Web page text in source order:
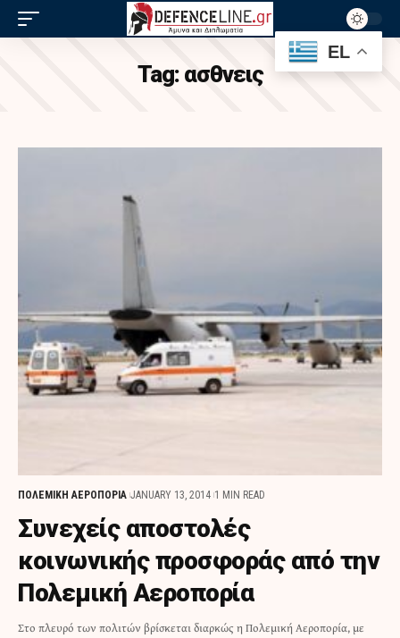
Tag: ασθνεις
ΠΟΛΕΜΙΚΗ ΑΕΡΟΠΟΡΙΑ JANUARY 13, 2014 1 MIN READ
Συνεχείς αποστολές
κοινωνικής προσφοράς από την
Πολεμική Αεροπορία
Στο πλευρό των πολιτών βρίσκεται διαρκώς η Πολεμική Αεροπορία, με
EL